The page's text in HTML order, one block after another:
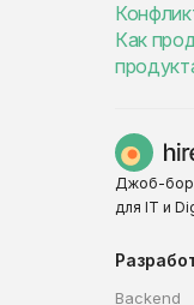
Как
Джоб-
для IT и
Backend